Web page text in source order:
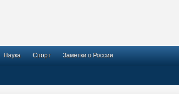
Наука Спорт Заметки о России